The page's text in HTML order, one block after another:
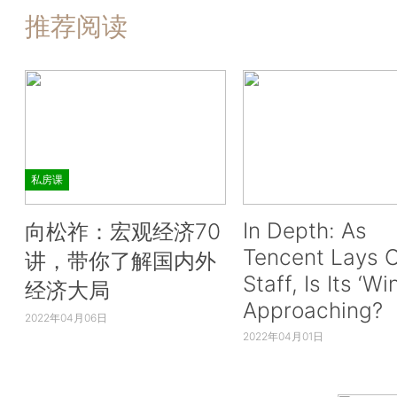
推荐阅读
私房课
向松祚：宏观经济70
讲，带你了解国内外
经济大局
2022年04月06日
In Depth: As
Tencent Lays
Staff, Is Its
Approaching?
2022年04月01日